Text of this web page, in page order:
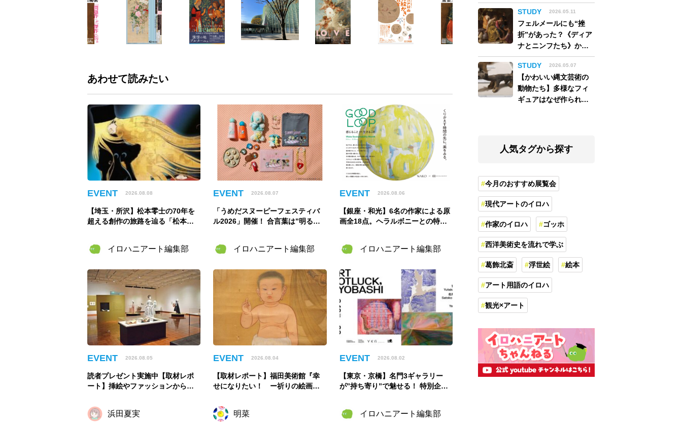
あわせて読みたい
EVENT 2026.08.08
【埼玉・所沢】松本零士の70年を
超える創作の旅路を辿る「松本零
イロハニアート編集部
EVENT 2026.08.07
「うめだスヌーピーフェスティバ
ル2026」開催！ 合言葉は”明るく
イロハニアート編集部
EVENT 2026.08.06
【銀座・和光】6名の作家による原
画全18点。ヘラルボニーとの特別
イロハニアート編集部
EVENT 2026.08.05
読者プレゼント実施中【取材レポ
ート】挿絵やファッションから物
ードをさがして／Fairy Tale MOD
E」【千葉市美術館】
浜田夏実
EVENT 2026.08.04
【取材レポート】福田美術館『幸
せになりたい！ ー祈りの絵画
ったこと
明菜
EVENT 2026.08.02
【東京・京橋】名門3ギャラリー
が”持ち寄り”で魅せる！ 特別企画
9月12日より開催
イロハニアート編集部
アム】
STUDY 2026.05.11
フェルメールにも“挫
折”があった？《ディア
ナとニンフたち》から
読み解く巨匠の夢
STUDY
2026.05.07
【かわいい縄文芸術の
動物たち】多様なフィ
ギュアはなぜ作られ
人気タグから探す
今月のおすすめ展覧会
現代アートのイロハ
作家のイロハ ゴッホ
西洋美術史を流れで学ぶ
葛飾北斎 浮世絵 絵本
アート用語のイロハ
観光×アート